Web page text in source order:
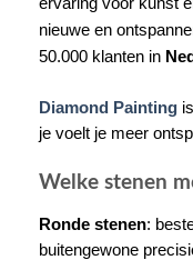
nieuwe en
50.000 klanten in
Diamond Painting
je voelt je meer
Welke stenen
Ronde stenen:
buitengewone